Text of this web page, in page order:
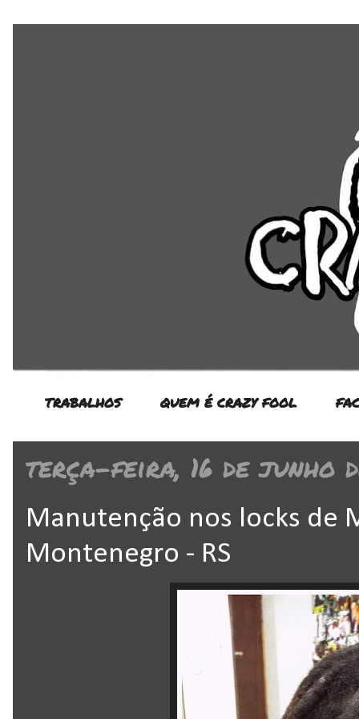
TRABALHOS QUEM É CRAZY FOOL
terça-feira, 16 de junho
Manutenção nos locks de
Montenegro - RS